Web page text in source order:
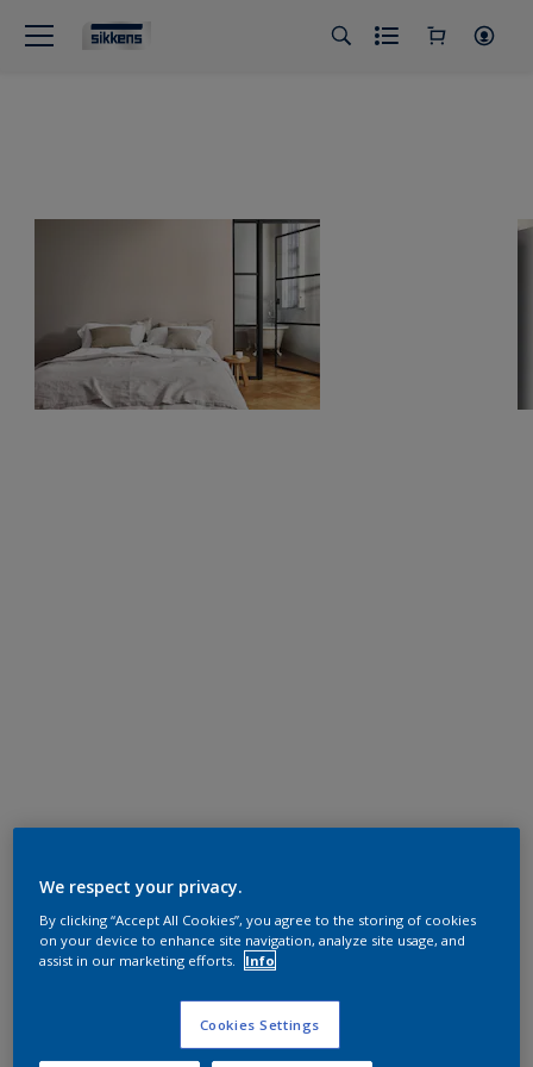
We respect your privacy.
By clicking “Accept All Cookies”, you agree to the storing of cookies
on your device to enhance site navigation, analyze site usage, and
assist in our marketing efforts.
Info
Cookies Settings